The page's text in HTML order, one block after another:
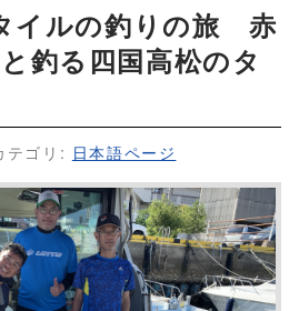
イルの釣りの旅 赤
釣る四国高松のタ
テゴリ: 日本語ページ